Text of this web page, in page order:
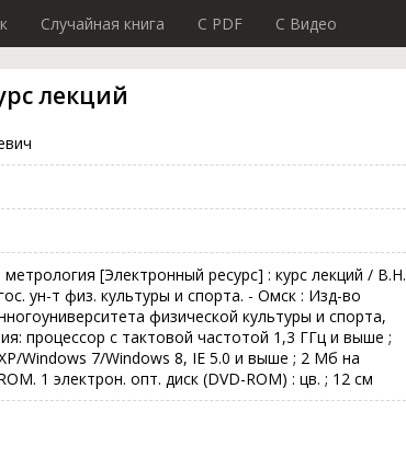
Случайная книга C PDF C Видео
лекций
[Электронный ресурс] : курс лекций / В.Н.
ун-т физ. культуры и спорта. - Омск : Изд-во
физической культуры и спорта,
процессор с тактовой частотой 1,3 ГГц и выше ;
Windows 7/Windows 8, IE 5.0 и выше ; 2 Мб на
1 электрон. опт. диск (DVD-ROM) : цв. ; 12 см